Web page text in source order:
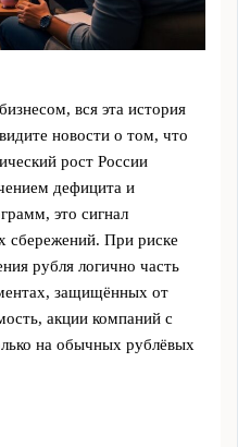
вся эта история
новости о том, что
рост России
дефицита и
это сигнал
сбережений. При риске
рубля логично часть
защищённых от
акции компаний с
на обычных рублёвых